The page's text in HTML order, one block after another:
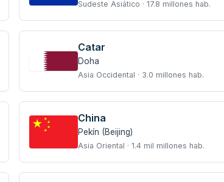
Sudeste Asiático · 17.8 millones hab.
Catar
Doha
Asia Occidental · 3.0 millones hab.
China
Pekín (Beijing)
Asia Oriental · 1.4 mil millones hab.